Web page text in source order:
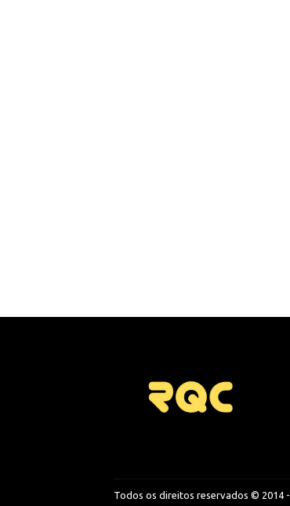
Todos os direitos reservados © 2014 -